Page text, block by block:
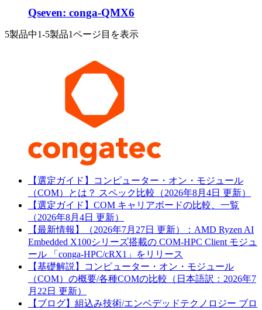
Qseven: conga-QMX6
5製品中1-5製品1ページ目を表示
【選定ガイド】コンピューター・オン・モジュール
（COM）とは？ スペック比較（2026年8月4日 更新）
【選定ガイド】COM キャリアボードの比較、一覧
（2026年8月4日 更新）
【最新情報】（2026年7月27日 更新）：AMD Ryzen AI
Embedded X100シリーズ搭載の COM-HPC Client モジュ
ール 「conga-HPC/cRX1」をリリース
【基礎解説】コンピューター・オン・モジュール
（COM）の概要/各種COMの比較（日本語訳：2026年7
月22日 更新）
【ブログ】組込み技術/エンベデッドテクノロジー ブロ